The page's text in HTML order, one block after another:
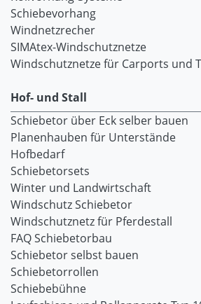
Schiebevorhang
Windnetzrecher
SIMAtex-Windschutznetze
Windschutznetze für Carports und
Hof- und Stall
Schiebetor über Eck selber bauen
Planenhauben für Unterstände
Hofbedarf
Schiebetorsets
Winter und Landwirtschaft
Windschutz Schiebetor
Windschutznetz für Pferdestall
FAQ Schiebetorbau
Schiebetor selbst bauen
Schiebetorrollen
Schiebebühne